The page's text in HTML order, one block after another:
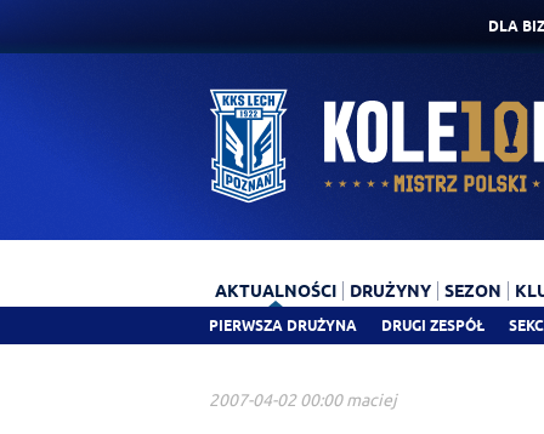
DLA
AKTUALNOŚCI
PIERWSZA DRUŻYNA DRUGI ZESPÓŁ
DRUŻYNY SEZON
2007-04-02 00:00 maciej